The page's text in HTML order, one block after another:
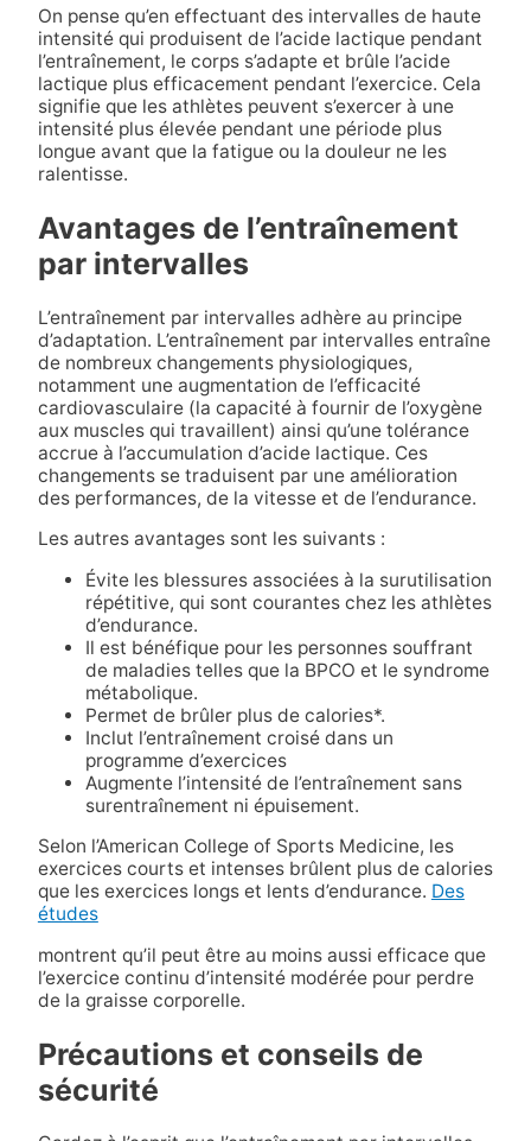
On pense qu’en effectuant des intervalles de haute
intensité qui produisent de l’acide lactique pendant
l’entraînement, le corps s’adapte et brûle l’acide
lactique plus efficacement pendant l’exercice. Cela
signifie que les athlètes peuvent s’exercer à une
intensité plus élevée pendant une période plus
longue avant que la fatigue ou la douleur ne les
ralentisse.
Avantages de l’entraînement
par intervalles
L’entraînement par intervalles adhère au principe
d’adaptation. L’entraînement par intervalles entraîne
de nombreux changements physiologiques,
notamment une augmentation de l’efficacité
cardiovasculaire (la capacité à fournir de l’oxygène
aux muscles qui travaillent) ainsi qu’une tolérance
accrue à l’accumulation d’acide lactique. Ces
changements se traduisent par une amélioration
des performances, de la vitesse et de l’endurance.
Les autres avantages sont les suivants :
Évite les blessures associées à la surutilisation
répétitive, qui sont courantes chez les athlètes
d’endurance.
Il est bénéfique pour les personnes souffrant
de maladies telles que la BPCO et le syndrome
métabolique.
Permet de brûler plus de calories*.
Inclut l’entraînement croisé dans un
programme d’exercices
Augmente l’intensité de l’entraînement sans
surentraînement ni épuisement.
Selon l’American College of Sports Medicine, les
exercices courts et intenses brûlent plus de calories
que les exercices longs et lents d’endurance. Des
études
montrent qu’il peut être au moins aussi efficace que
l’exercice continu d’intensité modérée pour perdre
de la graisse corporelle.
Précautions et conseils de
sécurité